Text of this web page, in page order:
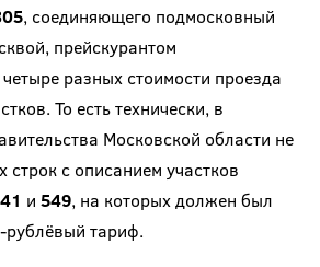
, соединяющего подмосковный
прейскурантом
разных стоимости проезда
То есть технически, в
Московской области не
строк с описанием участков
и 549, на которых должен был
рублёвый тариф.